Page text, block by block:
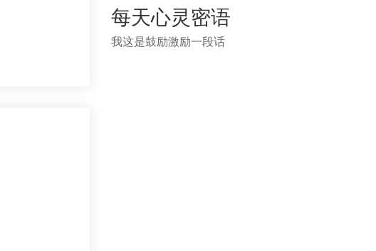
每天心灵密语
我这是鼓励激励一段话